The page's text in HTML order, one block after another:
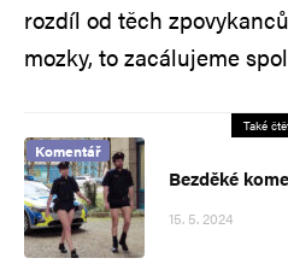
rozdíl od těch
mozky, to zacálujeme
Také
Komentář
Bezděké
15. 5. 2024